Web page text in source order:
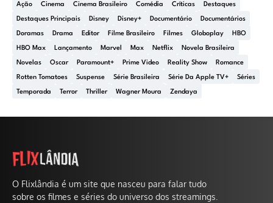
Ação Cinema Cinema Brasileiro Comédia Críticas Destaques
Destaques Principais Disney Disney+ Documentário Documentários
Doramas Drama Editor Filme Brasileiro Filmes Globoplay HBO
HBO Max Lançamento Marvel Max Netflix Novela Brasileira
Novelas Oscar Paramount+ Prime Video Reality Show Romance
Rotten Tomatoes Suspense Série Brasileira Série Da Apple TV+ Séries
Temporada Terror Thriller Wagner Moura Zendaya
O Flixlândia é um site que nasceu para falar tudo
sobre os filmes e séries do universo dos streamings.